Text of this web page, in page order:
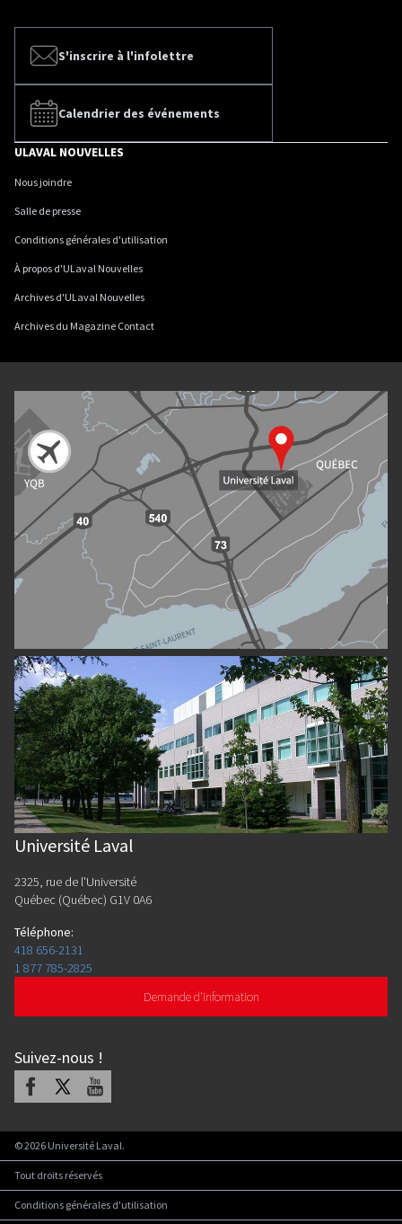
S'inscrire à l'infolettre
Calendrier des événements
ULAVAL NOUVELLES
Nous joindre
Salle de presse
Conditions générales d'utilisation
À propos d'ULaval Nouvelles
Archives d'ULaval Nouvelles
Archives du Magazine Contact
Université Laval
2325, rue de l'Université
Québec (Québec) G1V 0A6
Téléphone:
418 656-2131
1 877 785-2825
Demande d'information
Suivez-nous !
Facebook Youtube
©2026 Université Laval.
Tout droits réservés
Conditions générales d'utilisation